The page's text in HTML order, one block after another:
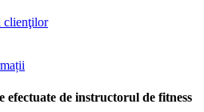
clienţilor
efectuate de instructorul de fitness